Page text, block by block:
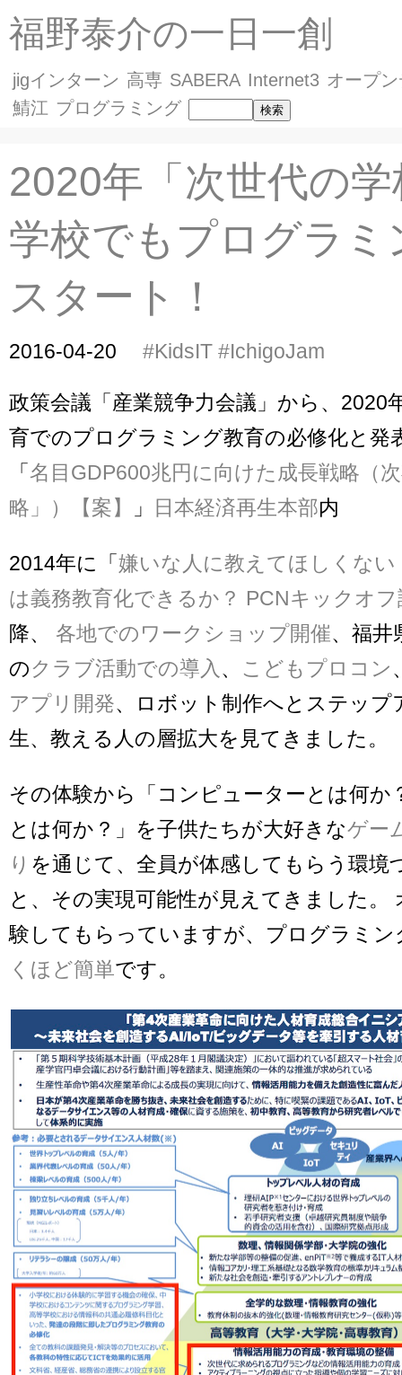
福野泰介の一日一創
jigインターン 高専 SABERA Internet3 オープ
鯖江 プログラミング
2020年「次世代の
学校でもプログラミ
スタート！
2016-04-20 #KidsIT #IchigoJam
政策会議「産業競争力会議」から、2020
育でのプログラミング教育の必修化と発
「名目GDP600兆円に向けた成長戦略（
略」）【案】
」 日本経済再生本部内
2014年に「嫌いな人に教えてほしくな
は義務教育化できるか？ PCNキックオフ
降、 各地でのワークショップ開催、福井
のクラブ活動での導入 、 こどもプロコン
アプリ開発、ロボット制作へとステップ
生、教える人の層拡大を見てきました。
その体験から「コンピューターとは何か
とは何か？」を子供たちが大好きなゲー
り を通じて、全員が体感してもらう環境
と、その実現可能性が見えてきました。
験してもらっていますが、プログラミン
くほど簡単です。